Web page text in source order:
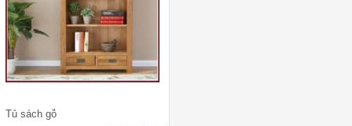
Tủ sách gỗ